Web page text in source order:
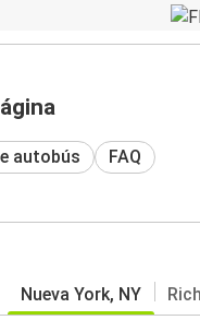
autobús FAQ
Nueva York, NY